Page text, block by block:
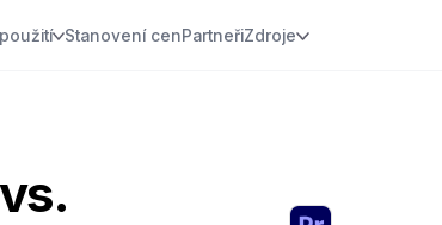
Stanovení cenPartneřiZdroje